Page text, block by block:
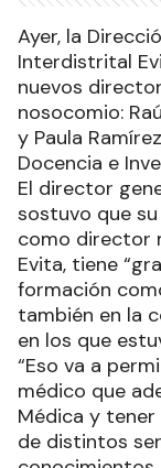
Ayer, la
Interdistrital
nuevos
nosocomio:
y Paula
Docencia e
El director
sostuvo que
como director
Evita, tiene
formación
también en la
en los que
“Eso va a
médico que
Médica y tener
de distintos